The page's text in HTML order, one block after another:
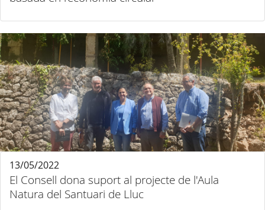
El Consell dona suport al projecte de l'Aula
Natura del Santuari de Lluc
13/05/2022